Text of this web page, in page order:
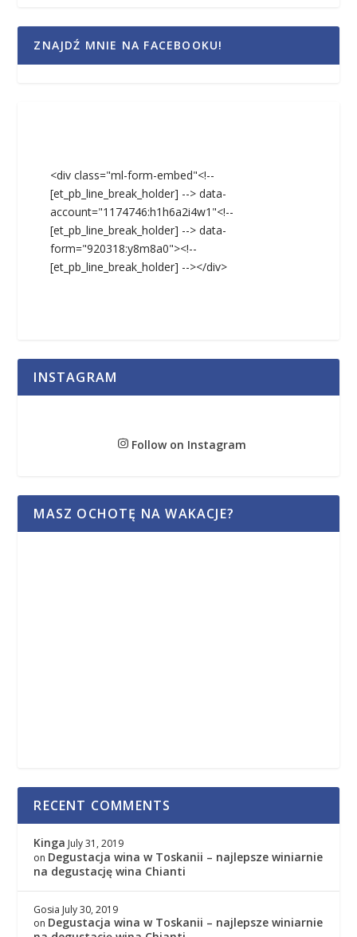
ZNAJDŹ MNIE NA FACEBOOKU!
<div class="ml-form-embed"<!--
[et_pb_line_break_holder] --> data-
account="1174746:h1h6a2i4w1"<!--
[et_pb_line_break_holder] --> data-
form="920318:y8m8a0"><!--
[et_pb_line_break_holder] --></div>
INSTAGRAM
Follow on Instagram
MASZ OCHOTĘ NA WAKACJE?
RECENT COMMENTS
Kinga July 31, 2019
on Degustacja wina w Toskanii – najlepsze winiarnie
na degustację wina Chianti
Gosia July 30, 2019
on Degustacja wina w Toskanii – najlepsze winiarnie